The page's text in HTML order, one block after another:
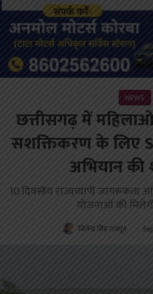
NEWS
छत्तीसगढ़ में
सशक्तिकरण के लिए
अभियान
10 दिवसीय राज्यव्यापी जागरूकता
योजनाओं की
जितेन्द्र सिंह राजपूत